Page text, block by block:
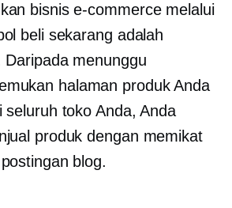
bisnis e-commerce melalui
beli sekarang adalah
menunggu
halaman produk Anda
seluruh toko Anda, Anda
produk dengan memikat
blog.